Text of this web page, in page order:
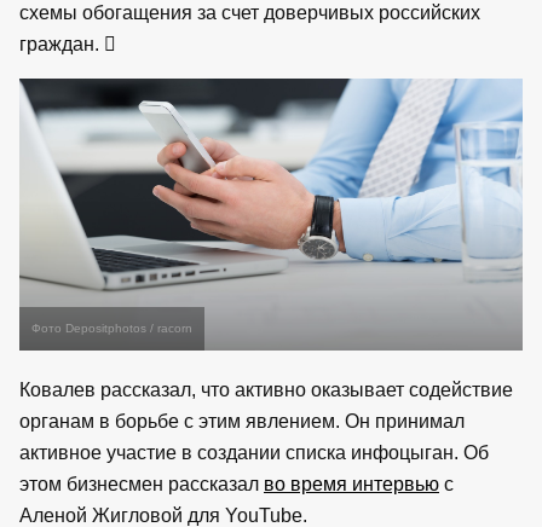
схемы обогащения за счет доверчивых российских
граждан.
Фото Depositphotos / racorn
Ковалев рассказал, что активно оказывает содействие
органам в борьбе с этим явлением. Он принимал
активное участие в создании списка инфоцыган. Об
этом бизнесмен рассказал во время интервью с
Аленой Жигловой для YouTube.